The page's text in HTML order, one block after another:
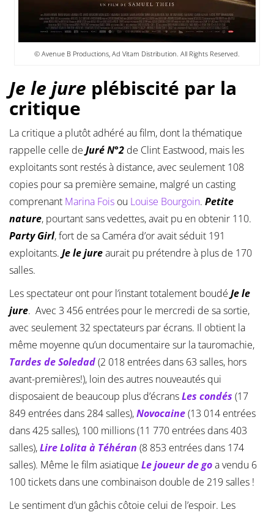
© Avenue B Productions, Ad Vitam Distribution. All Rights Reserved.
Je le jure plébiscité par la
critique
La critique a plutôt adhéré au film, dont la thématique
rappelle celle de Juré N°2 de Clint Eastwood, mais les
exploitants sont restés à distance, avec seulement 108
copies pour sa première semaine, malgré un casting
comprenant Marina Fois ou Louise Bourgoin. Petite
nature, pourtant sans vedettes, avait pu en obtenir 110.
Party Girl, fort de sa Caméra d’or avait séduit 191
exploitants. Je le jureaurait pu prétendre à plus de 170
salles.
Les spectateur ont pour l’instant totalement boudé Je le
jure. Avec 3 456 entrées pour le mercredi de sa sortie,
avec seulement 32 spectateurs par écrans. Il obtient la
même moyenne qu’un documentaire sur la tauromachie,
Tardes de Soledad(2 018 entrées dans 63 salles, hors
avant-premières!), loin des autres nouveautés qui
disposaient de beaucoup plus d’écransLes condés (17
849 entrées dans 284 salles),Novocaine(13 014 entrées
dans 425 salles), 100 millions (11 770 entrées dans 403
salles),Lire Lolita à Téhéran (8 853 entrées dans 174
salles). Même le film asiatique Le joueur de goa vendu 6
100 tickets dans une combinaison double de 219 salles !
Le sentiment d’un gâchis côtoie celui de l’espoir. Les